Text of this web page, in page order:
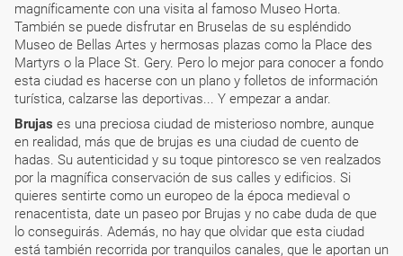
magníficamente con una visita al famoso Museo Horta.
También se puede disfrutar en Bruselas de su espléndido
Museo de Bellas Artes y hermosas plazas como la Place des
Martyrs o la Place St. Gery. Pero lo mejor para conocer a fondo
esta ciudad es hacerse con un plano y folletos de información
turística, calzarse las deportivas... Y empezar a andar.
Brujas es una preciosa ciudad de misterioso nombre, aunque
en realidad, más que de brujas es una ciudad de cuento de
hadas. Su autenticidad y su toque pintoresco se ven realzados
por la magnífica conservación de sus calles y edificios. Si
quieres sentirte como un europeo de la época medieval o
renacentista, date un paseo por Brujas y no cabe duda de que
lo conseguirás. Además, no hay que olvidar que esta ciudad
está también recorrida por tranquilos canales, que le aportan un